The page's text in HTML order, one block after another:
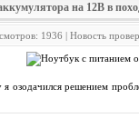
на 12В в
1936 | Новость
озодачился решением